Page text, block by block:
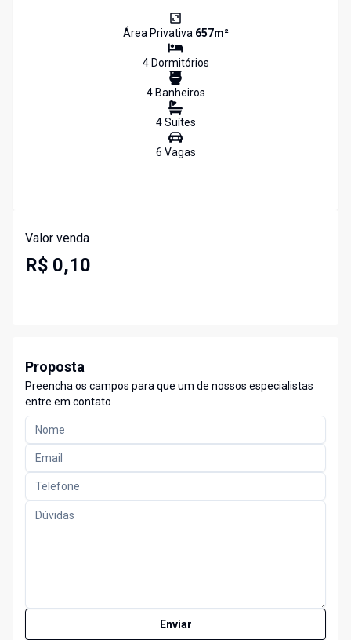
Área Privativa 657m²
4Dormitórios
4Banheiros
4Suítes
6 Vagas
Valor venda
R$ 0,10
Proposta
Preencha os campos para que um de nossos especialistas
entre em contato
Enviar